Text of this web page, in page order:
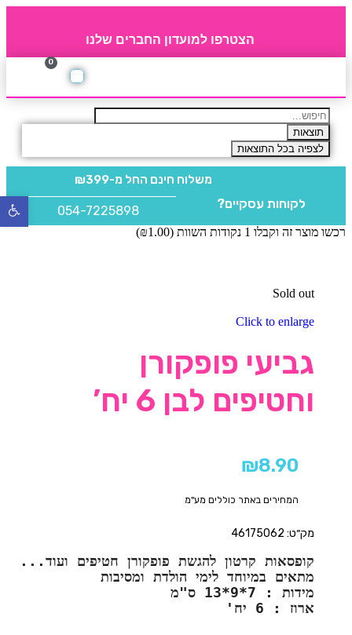
הצטרפו למועדון החברים שלנו
0
תוצאות
לצפיה בכל התוצאות
משלוח חינם החל מ-₪399
לקוחות עסקיים? 054-7225898
רכשו מוצר זה וקבלו 1 נקודות השוות ( ₪1.00
)
Sold out
Click to enlarge
גביעי פופקורן
וחטיפים לבן 6 יח’
₪8.90
המחירים באתר כוללים מע"מ
מק״ט: 46175062
מתאים במיוחד לימי הולדת ומסיבות
מידות : 7*9*13 ס"מ
ארוז : 6 יח'
פתח